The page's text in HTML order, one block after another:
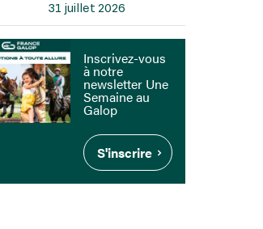
31 juillet 2026
Inscrivez-vous
à notre
newsletter Une
Semaine au
Galop
S'inscrire